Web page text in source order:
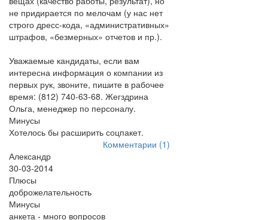
не придирается по мелочам (у нас нет
строго дресс-кода, «административных»
штрафов, «безмерных» отчетов и пр.).
Уважаемые кандидаты, если вам
интересна информация о компании из
первых рук, звоните, пишите в рабочее
время: (812) 740-63-68. Жегздрина
Ольга, менеджер по персоналу.
Минусы
Хотелось бы расширить соцпакет.
Комментарии (1)
Александр
30-03-2014
Плюсы
доброжелательность
Минусы
анкета - много вопросов